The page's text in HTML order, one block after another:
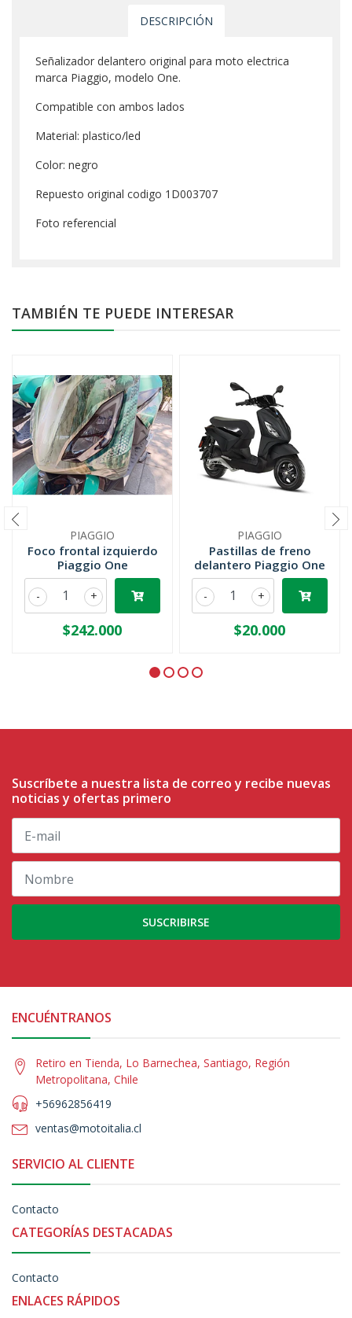
DESCRIPCIÓN
Señalizador delantero original para moto electrica
marca Piaggio, modelo One.
Compatible con ambos lados
Material: plastico/led
Color: negro
Repuesto original codigo 1D003707
Foto referencial
TAMBIÉN TE PUEDE INTERESAR
PIAGGIO
Foco frontal izquierdo
Piaggio One
+
-
$242.000
PIAGGIO
Pastillas de freno
delantero Piaggio One
+
-
$20.000
Suscríbete a nuestra lista de correo y recibe nuevas
noticias y ofertas primero
SUSCRIBIRSE
ENCUÉNTRANOS
Retiro en Tienda, Lo Barnechea, Santiago, Región
Metropolitana, Chile
+56962856419
ventas@motoitalia.cl
SERVICIO AL CLIENTE
Contacto
CATEGORÍAS DESTACADAS
Contacto
ENLACES RÁPIDOS